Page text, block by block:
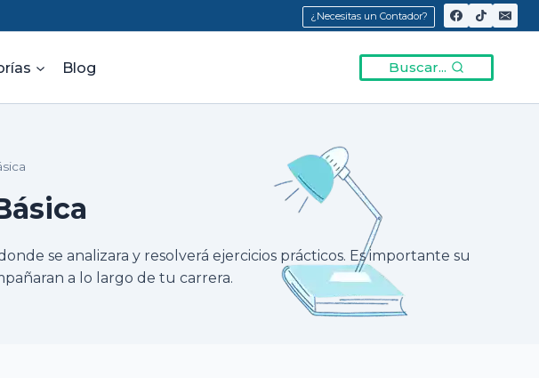
¿Necesitas un Contador?
Blog Buscar...
se analizara y resolverá ejercicios prácticos. Es importante su
a lo largo de tu carrera.